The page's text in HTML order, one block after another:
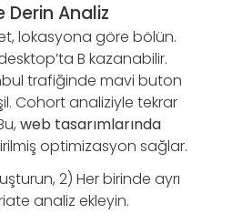
Analiz
lokasyona göre bölün.
B kazanabilir.
trafiğinde mavi buton
Cohort analiziyle tekrar
web tasarımlarında
optimizasyon sağlar.
2) Her birinde ayrı
analiz ekleyin.